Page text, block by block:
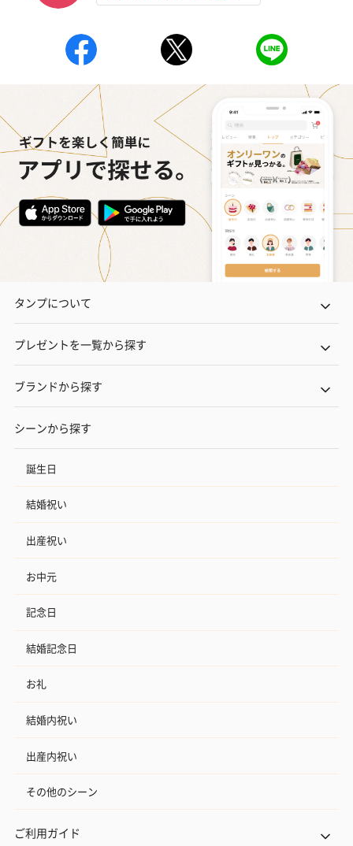
いぶりがっことチーズ
のオイル漬（981円）
ごろっとうまみ チーズ
のオイル漬（塩麹&レモ
ン）（981円）
しょっつるナ
円）
タンプについて
プレゼントを一覧から探す
ブランドから探す
シーンから探す
誕生日
結婚祝い
出産祝い
お中元
記念日
結婚記念日
お礼
結婚内祝い
出産内祝い
その他のシーン
ご利用ガイド